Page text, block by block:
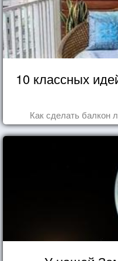
10 классных
Как сделать балкон